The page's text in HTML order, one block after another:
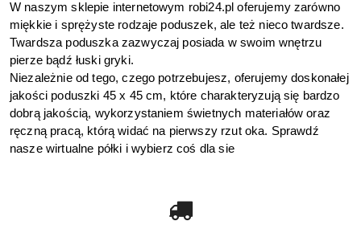
W naszym sklepie internetowym robi24.pl oferujemy zarówno
miękkie i sprężyste rodzaje poduszek, ale też nieco twardsze.
Twardsza poduszka zazwyczaj posiada w swoim wnętrzu
pierze bądź łuski gryki.
Niezależnie od tego, czego potrzebujesz, oferujemy doskonałej
jakości poduszki 45 x 45 cm, które charakteryzują się bardzo
dobrą jakością, wykorzystaniem świetnych materiałów oraz
ręczną pracą, którą widać na pierwszy rzut oka. Sprawdź
nasze wirtualne półki i wybierz coś dla sie